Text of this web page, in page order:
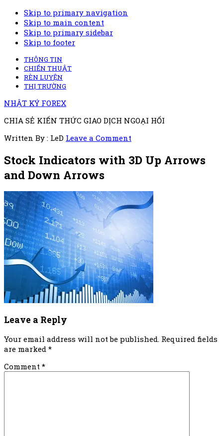
Skip to primary navigation
Skip to main content
Skip to primary sidebar
Skip to footer
THÔNG TIN
CHIẾN THUẬT
RÈN LUYỆN
THỊ TRƯỜNG
NHẬT KÝ FOREX
CHIA SẺ KIẾN THỨC GIAO DỊCH NGOẠI HỐI
Written By : LeD Leave a Comment
Stock Indicators with 3D Up Arrows
and Down Arrows
Reader
Interactions
Leave a Reply
Your email address will not be published. Required fields
are marked *
Comment *